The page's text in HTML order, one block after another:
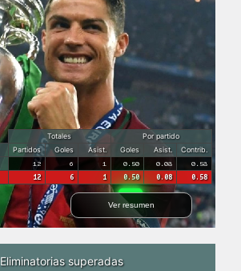
Totales
Por partido
Partidos Goles Asist. Goles Asist.
Contrib.
12 6 1 0.50 0.08 0.58
12 6 1 0.50 0.08 0.58
Ver resumen
Eliminatorias superadas